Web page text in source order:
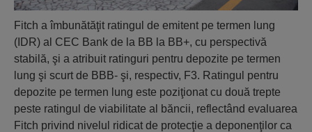
Fitch a îmbunătăţit ratingul de emitent pe termen lung
(IDR) al CEC Bank de la BB la BB+, cu perspectivă
stabilă, şi a atribuit ratinguri pentru depozite pe termen
lung şi scurt de BBB- şi, respectiv, F3. Ratingul pentru
depozite pe termen lung este poziţionat cu două trepte
peste ratingul de viabilitate al băncii, reflectând evaluarea
Fitch privind nivelul ridicat de protecţie a deponenţilor ca